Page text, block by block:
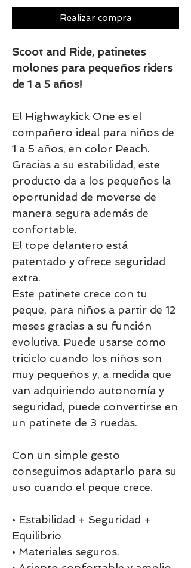
Realizar compra
Scoot and Ride, patinetes
molones para pequeños riders
de 1 a 5 años!
El Highwaykick One es el
compañero ideal para niños de
1 a 5 años, en color Peach.
Gracias a su estabilidad, este
producto da a los pequeños la
oportunidad de moverse de
manera segura además de
confortable.
El tope delantero está
patentado y ofrece seguridad
extra.
Este patinete crece con tu
peque, para niños a partir de 12
meses gracias a su función
evolutiva. Puede usarse como
triciclo cuando los niños son
muy pequeños y, a medida que
van adquiriendo autonomía y
seguridad, puede convertirse en
un patinete de 3 ruedas.
Con un simple gesto
conseguimos adaptarlo para su
uso cuando el peque crece.
• Estabilidad + Seguridad +
Equilibrio
• Materiales seguros.